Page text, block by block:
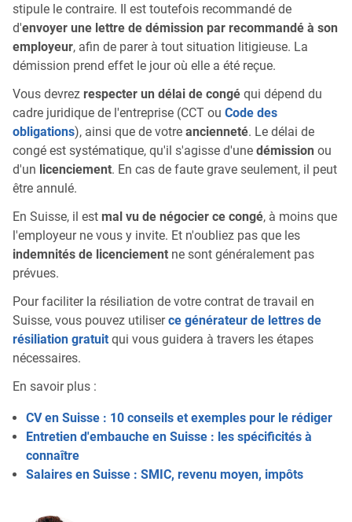
stipule le contraire. Il est toutefois recommandé de
d'envoyer une lettre de démission par recommandé à son
employeur, afin de parer à tout situation litigieuse. La
démission prend effet le jour où elle a été reçue.
Vous devrez respecter un délai de congé qui dépend du
cadre juridique de l'entreprise (CCT ou Code des
obligations), ainsi que de votre ancienneté. Le délai de
congé est systématique, qu'il s'agisse d'une démission ou
d'un licenciement. En cas de faute grave seulement, il peut
être annulé.
En Suisse, il est mal vu de négocier ce congé, à moins que
l'employeur ne vous y invite. Et n'oubliez pas que les
indemnités de licenciement ne sont généralement pas
prévues.
Pour faciliter la résiliation de votre contrat de travail en
Suisse, vous pouvez utiliserce générateur de lettres de
résiliation gratuit qui vous guidera à travers les étapes
nécessaires.
En savoir plus :
CV en Suisse : 10 conseils et exemples pour le rédiger
Entretien d'embauche en Suisse : les spécificités à
connaître
Salaires en Suisse : SMIC, revenu moyen, impôts